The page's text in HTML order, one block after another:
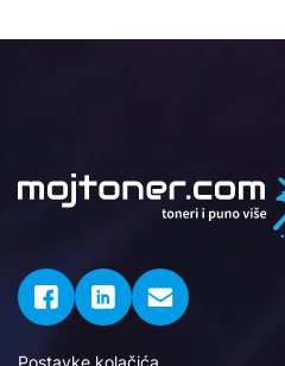
Postavke kolačića